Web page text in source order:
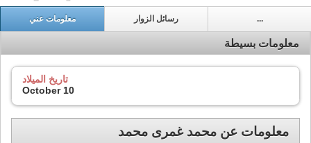
معلومات عني رسائل الزوار ...
معلومات بسيطة
تاريخ الميلاد
October 10
معلومات عن محمد غمرى محمد